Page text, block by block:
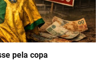
pela copa